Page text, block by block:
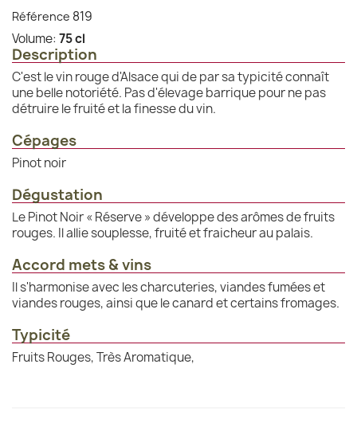
Référence 819
Volume: 75 cl
Description
C'est le vin rouge d'Alsace qui de par sa typicité connaît
une belle notoriété. Pas d'élevage barrique pour ne pas
détruire le fruité et la finesse du vin.
Cépages
Pinot noir
Dégustation
Le Pinot Noir « Réserve » développe des arômes de fruits
rouges. Il allie souplesse, fruité et fraicheur au palais.
Accord mets & vins
Il s'harmonise avec les charcuteries, viandes fumées et
viandes rouges, ainsi que le canard et certains fromages.
Typicité
Fruits Rouges, Très Aromatique,